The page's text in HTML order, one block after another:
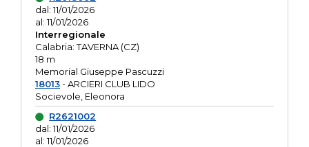
dal: 11/01/2026
al: 11/01/2026
Interregionale
Calabria: TAVERNA (CZ)
18 m
Memorial Giuseppe Pascuzzi
18013- ARCIERI CLUB LIDO
Socievole, Eleonora
R2621002
dal: 11/01/2026
al: 11/01/2026